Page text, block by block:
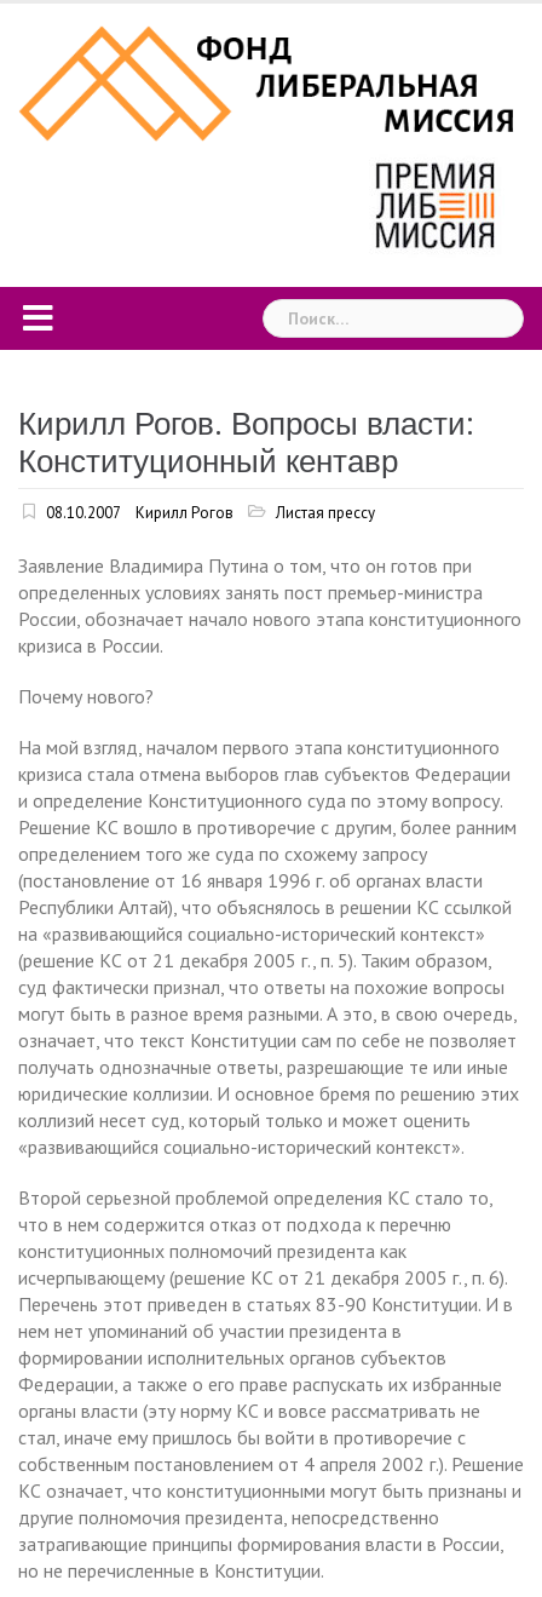
content
Найти:
Кирилл Рогов. Вопросы власти:
Конституционный кентавр
08.10.2007 Кирилл Рогов Листая прессу
Заявление Владимира Путина о том, что он готов при
определенных условиях занять пост премьер-министра
России, обозначает начало нового этапа конституционного
кризиса в России.
Почему нового?
На мой взгляд, началом первого этапа конституционного
кризиса стала отмена выборов глав субъектов Федерации
и определение Конституционного суда по этому вопросу.
Решение КС вошло в противоречие с другим, более ранним
определением того же суда по схожему запросу
(постановление от 16 января 1996 г. об органах власти
Республики Алтай), что объяснялось в решении КС ссылкой
на «развивающийся социально-исторический контекст»
(решение КС от 21 декабря 2005 г., п. 5). Таким образом,
суд фактически признал, что ответы на похожие вопросы
могут быть в разное время разными. А это, в свою очередь,
означает, что текст Конституции сам по себе не позволяет
получать однозначные ответы, разрешающие те или иные
юридические коллизии. И основное бремя по решению этих
коллизий несет суд, который только и может оценить
«развивающийся социально-исторический контекст».
Второй серьезной проблемой определения КС стало то,
что в нем содержится отказ от подхода к перечню
конституционных полномочий президента как
исчерпывающему (решение КС от 21 декабря 2005 г., п. 6).
Перечень этот приведен в статьях 83-90 Конституции. И в
нем нет упоминаний об участии президента в
формировании исполнительных органов субъектов
Федерации, а также о его праве распускать их избранные
органы власти (эту норму КС и вовсе рассматривать не
стал, иначе ему пришлось бы войти в противоречие с
собственным постановлением от 4 апреля 2002 г.). Решение
КС означает, что конституционными могут быть признаны и
другие полномочия президента, непосредственно
затрагивающие принципы формирования власти в России,
но не перечисленные в Конституции.